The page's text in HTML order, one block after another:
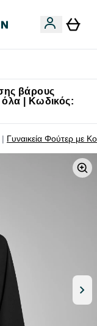
βάρους
| Κωδικός:
Γυναικεία Φούτερ με